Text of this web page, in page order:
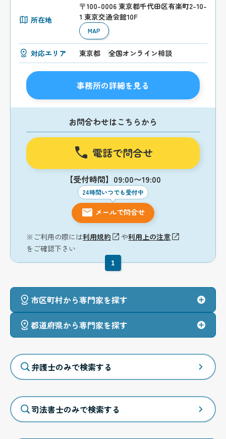
所在地
〒100-0006 東京都千代田区有楽町2-10-
1 東京交通会館10F
MAP
対応エリア 東京都 全国オンライン相談
事務所の詳細を見る
お問合わせはこちらから
電話で問合せ
【受付時間】09:00〜19:00
24時間いつでも受付中
メールで問合せ
※ご利用の際には利用規約 や利用上の注意
をご確認下さい
1
市区町村から専門家を探す
都道府県から専門家を探す
弁護士のみで検索する
司法書士のみで検索する